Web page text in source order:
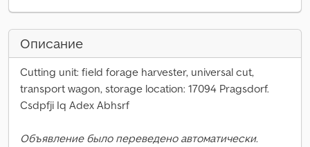
Описание
Cutting unit: field forage harvester, universal cut,
transport wagon, storage location: 17094 Pragsdorf.
Csdpfji Iq Adex Abhsrf
Объявление было переведено автоматически.